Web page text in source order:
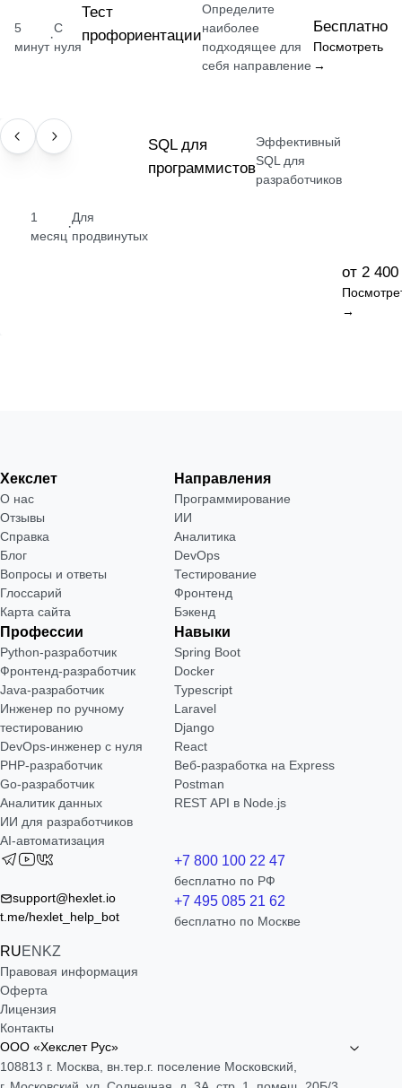
5
минут
·
С
нуля
Тест
профориентации
Определите
наиболее
подходящее для
себя направление
Бесплатно
Посмотреть
→
НАВЫК
1
месяц
·
Для
продвинутых
SQL для
программистов
Эффективный
SQL для
разработчиков
от 2
→
Хекслет
О нас
Отзывы
Справка
Блог
Вопросы и ответы
Глоссарий
Карта сайта
Направления
Программирование
ИИ
Аналитика
DevOps
Тестирование
Фронтенд
Бэкенд
Профессии
Python-разработчик
Фронтенд-разработчик
Java-разработчик
Инженер по ручному
тестированию
DevOps-инженер с нуля
РНР-разработчик
Go-разработчик
Аналитик данных
ИИ для разработчиков
AI-автоматизация
Навыки
Spring Boot
Docker
Typescript
Laravel
Django
React
Веб-разработка на Express
Postman
REST API в Node.js
support@hexlet.io
t.me/hexlet_help_bot
RUEN KZ
+7 800 100 22 47
бесплатно по РФ
+7 495 085 21 62
бесплатно по Москве
Правовая информация
Оферта
Лицензия
Контакты
ООО «Хекслет Рус»
108813 г. Москва, вн.тер.г. поселение Московский,